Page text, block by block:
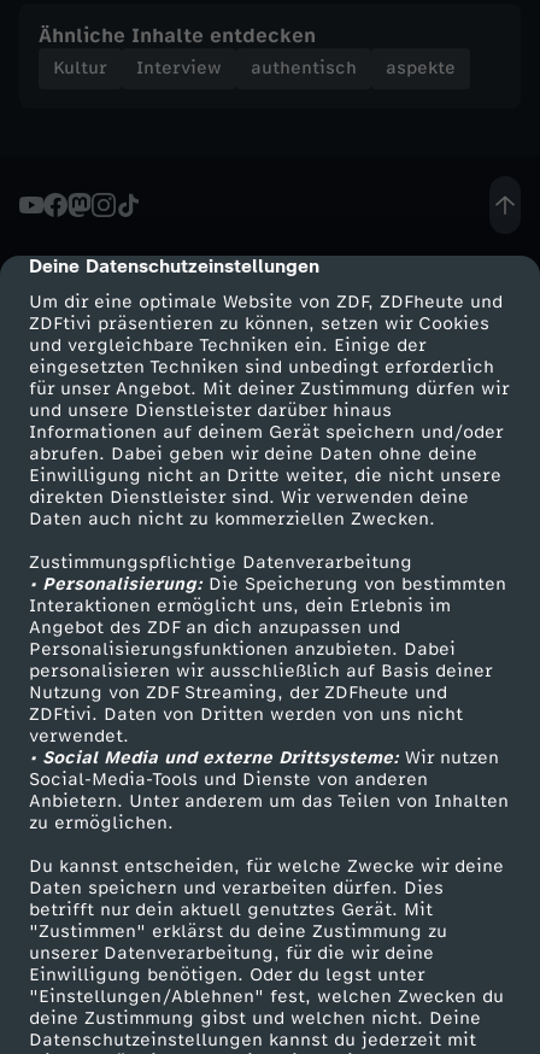
cmp-dialog-description
Deine Datenschutzeinstellungen
Um dir eine optimale Website von ZDF, ZDFheute und
ZDFtivi präsentieren zu können, setzen wir Cookies
und vergleichbare Techniken ein. Einige der
eingesetzten Techniken sind unbedingt erforderlich
für unser Angebot. Mit deiner Zustimmung dürfen wir
und unsere Dienstleister darüber hinaus
Informationen auf deinem Gerät speichern und/oder
abrufen. Dabei geben wir deine Daten ohne deine
Einwilligung nicht an Dritte weiter, die nicht unsere
direkten Dienstleister sind. Wir verwenden deine
Daten auch nicht zu kommerziellen Zwecken.
Zustimmungspflichtige Datenverarbeitung
• Personalisierung:Die Speicherung von bestimmten
Interaktionen ermöglicht uns, dein Erlebnis im
Angebot des ZDF an dich anzupassen und
Personalisierungsfunktionen anzubieten. Dabei
personalisieren wir ausschließlich auf Basis deiner
Nutzung von ZDF Streaming, der ZDFheute und
ZDFtivi. Daten von Dritten werden von uns nicht
verwendet.
• Social Media und externe Drittsysteme:Wir nutzen
Social-Media-Tools und Dienste von anderen
Anbietern. Unter anderem um das Teilen von Inhalten
zu ermöglichen.
Du kannst entscheiden, für welche Zwecke wir deine
Daten speichern und verarbeiten dürfen. Dies
betrifft nur dein aktuell genutztes Gerät. Mit
"Zustimmen" erklärst du deine Zustimmung zu
unserer Datenverarbeitung, für die wir deine
Einwilligung benötigen. Oder du legst unter
"Einstellungen/Ablehnen" fest, welchen Zwecken du
deine Zustimmung gibst und welchen nicht. Deine
Datenschutzeinstellungen kannst du jederzeit mit
n
Ähnliche Inhalte entdecken
Kultur Interview authentisch aspekte
Mehr ZDF
ZDF-Apps
Smart TV
ZDFtext
Livestreams
Sendungen A-Z
TV-Programm
Service
ZDFmitreden
Kontakt zum ZDF
Tickets
Zuschauerservice
Hilfe
ZDF Unternehmen
Karriere
ZDF goes Schule
Werbefernsehen
Mainzelmännchen